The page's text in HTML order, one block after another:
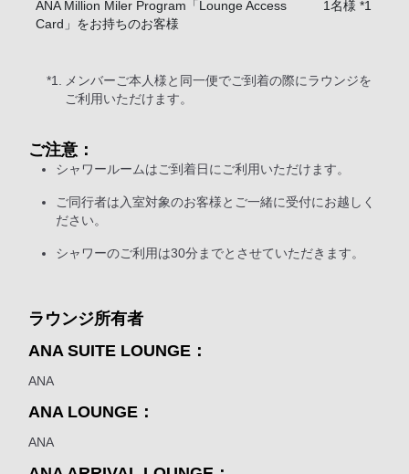
ANA Million Miler Program「Lounge Access
Card」をお持ちのお客様
1名様 *1
*1.
メンバーご本人様と同一便でご到着の際にラウンジを
ご利用いただけます。
ご注意：
シャワールームはご到着日にご利用いただけます。
ご同行者は入室対象のお客様とご一緒に受付にお越しく
ださい。
シャワーのご利用は30分までとさせていただきます。
ラウンジ所有者
ANA SUITE LOUNGE：
ANA
ANA LOUNGE：
ANA